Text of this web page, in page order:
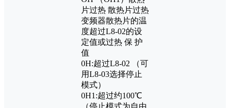
片过热 散热片过热
变频器散热片的温
度超过L8-02的设
定值或过热 保 护
值
0H:超过L8-02 （可
用L8-03选择停止
模式）
0H1:超过约100℃
（停止模式为自由